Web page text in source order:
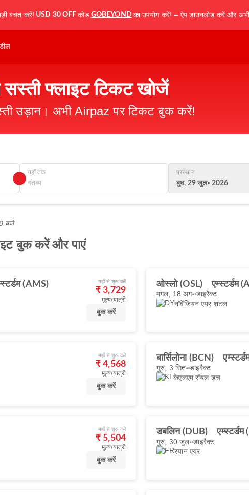
बचत करें! USD 30 OFF कोड GOBEYOND का उपयोग करें! – ऐप डाउनलोड करें और
सस्ती फ्लाइट टिकट खोजें
उड़ान। अभी Airpaz पर टिकट बुक करें!
यहाँ तक
प्रस्थान
बुध, 29 जुल॰ 2026
बजे
बुक करें और पाएं
(AMS) यहाँ से शुरू करें
₹ 3,729
मूल्य/यात्री
बुक करें
ओस्लो (OSL) एम्स्टर्डम
मंगल, 18 अग॰ डाइरैक्ट
नॉर्वेजियन एयर शटल
यहाँ से शुरू करें
₹ 4,568
मूल्य/यात्री
बुक करें
बार्सिलोना (BCN)
गुरु, 3 सित॰डाइरैक्ट
केएलएम रॉयल डच
यहाँ से शुरू करें
₹ 5,504
मूल्य/यात्री
बुक करें
डबलिन (DUB)
गुरु, 30 जुल॰डाइरैक्ट
रयान एयर